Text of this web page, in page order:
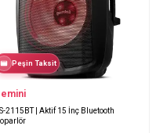
Peşin Taksit
2115BT | Aktif 15 İnç Bluetooth